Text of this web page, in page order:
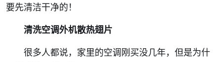
要先清洁干净的！
清洗空调外机散热翅片
很多人都说，家里的空调刚买没几年，但是为什